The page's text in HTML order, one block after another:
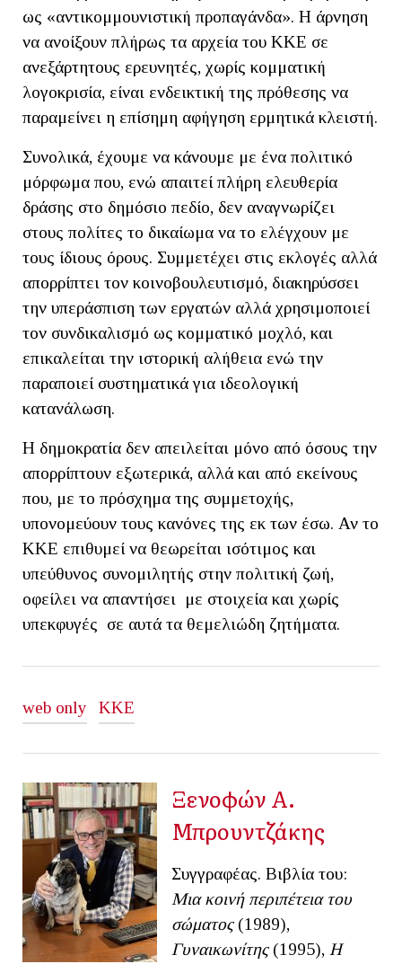
ως «αντικομμουνιστική προπαγάνδα». Η άρνηση
να ανοίξουν πλήρως τα αρχεία του ΚΚΕ σε
ανεξάρτητους ερευνητές, χωρίς κομματική
λογοκρισία, είναι ενδεικτική της πρόθεσης να
παραμείνει η επίσημη αφήγηση ερμητικά κλειστή.
Συνολικά, έχουμε να κάνουμε με ένα πολιτικό
μόρφωμα που, ενώ απαιτεί πλήρη ελευθερία
δράσης στο δημόσιο πεδίο, δεν αναγνωρίζει
στους πολίτες το δικαίωμα να το ελέγχουν με
τους ίδιους όρους. Συμμετέχει στις εκλογές αλλά
απορρίπτει τον κοινοβουλευτισμό, διακηρύσσει
την υπεράσπιση των εργατών αλλά χρησιμοποιεί
τον συνδικαλισμό ως κομματικό μοχλό, και
επικαλείται την ιστορική αλήθεια ενώ την
παραποιεί συστηματικά για ιδεολογική
κατανάλωση.
Η δημοκρατία δεν απειλείται μόνο από όσους την
απορρίπτουν εξωτερικά, αλλά και από εκείνους
που, με το πρόσχημα της συμμετοχής,
υπονομεύουν τους κανόνες της εκ των έσω. Αν το
ΚΚΕ επιθυμεί να θεωρείται ισότιμος και
υπεύθυνος συνομιλητής στην πολιτική ζωή,
οφείλει να απαντήσει με στοιχεία και χωρίς
υπεκφυγές σε αυτά τα θεμελιώδη ζητήματα.
web only KKE
Ξενοφών Α.
Μπρουντζάκης
Συγγραφέας. Βιβλία του:
Μια κοινή περιπέτεια του
σώματος(1989),
Γυναικωνίτης(1995), Η